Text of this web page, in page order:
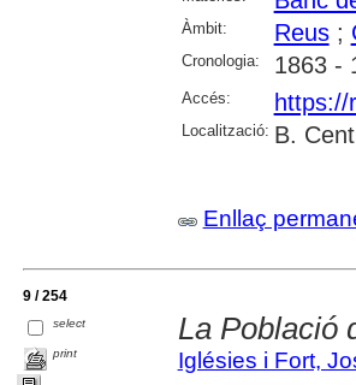
Àmbit: Reus;
Cronologia: 1863 -
Accés: https://
Localització: B.
Enllaç
9 / 254
select
print
La Població
Iglésies i Fort,